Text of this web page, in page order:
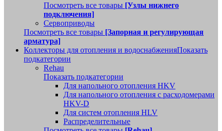
Посмотреть все товары [Узлы нижнего
подключения]
Сервоприводы
Посмотреть все товары [Запорная и регулирующая
арматура]
Коллекторы для отопления и водоснабженияПоказать
подкатегории
Rehau
Показать подкатегории
Для напольного отопления HKV
Для напольного отопления с расходомерами
HKV-D
Для систем отопления HLV
Распределительные